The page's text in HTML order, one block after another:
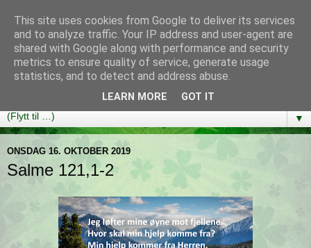
Bibelutfordringen
En bibelleseplan som hjelper deg med å lese gjennom hele
Bibelen på ett år!
▼
ONSDAG 16. OKTOBER 2019
Salme 121,1-2
This site uses cookies from Google to deliver its services
and to analyze traffic. Your IP address and user-agent are
shared with Google along with performance and security
metrics to ensure quality of service, generate usage
statistics, and to detect and address abuse.
LEARN MORE GOT IT